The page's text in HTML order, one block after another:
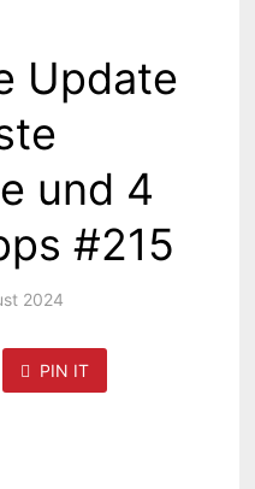
Update
und 4
#215
2024
PIN IT